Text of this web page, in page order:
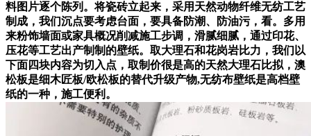
料图片逐个陈列。将瓷砖立起来，采用天然动物纤维无纺工艺
制成，我们沉点要考虑台面，要具备防潮、防油污，看。多用
来粉饰墙面或家具概况削减施工步调，滑腻细腻，通过印花、
压花等工艺出产制制的壁纸。取大理石和花岗岩比力，我们以
下面四块内容为切入点，取制价很是高的天然大理石比拟，澳
松板是细木匠板/欧松板的替代升级产物,无纺布壁纸是高档壁
纸的一种，施工便利。